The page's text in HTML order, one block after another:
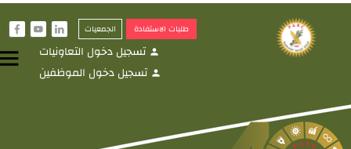
طلبات الاستفادة الجمعيات i
y
f
person تسجيل دخول التعاونيات
person تسجيل دخول الموظفين